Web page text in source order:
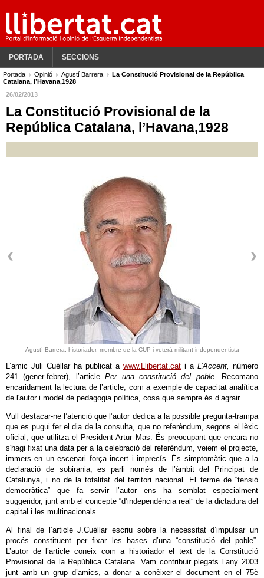
PORTADA SECCIONS
Portada Opinió Agustí Barrera
La Constitució Provisional de la República
Catalana, l’Havana,1928
26/02/2013
La Constitució Provisional de la
República Catalana, l’Havana,1928
Agustí Barrera, historiador, membre de la CUP i veterà militant independentista
L’amic Juli Cuéllar ha publicat a www.Llibertat.cat i a L’Accent, número
241 (gener-febrer), l’articlePer una constitució del poble.
Recomano
encaridament la lectura de l’article, com a exemple de capacitat analítica
de l'autor i model de pedagogia política, cosa que sempre és d’agrair.
Vull destacar-ne l’atenció que l’autor dedica a la possible pregunta-trampa
que es pugui fer el dia de la consulta, que no referèndum, segons el lèxic
oficial, que utilitza el President Artur Mas. És preocupant que encara no
s'hagi fixat una data per a la celebració del referèndum, veiem el projecte,
immers en un escenari força incert i imprecís. És simptomàtic que a la
declaració de sobirania, es parli només de l’àmbit del Principat de
Catalunya, i no de la totalitat del territori nacional. El terme de “tensió
democràtica” que fa servir l’autor ens ha semblat especialment
suggeridor, junt amb el concepte “d’independència real” de la dictadura del
capital i les multinacionals.
Al final de l’article J.Cuéllar escriu sobre la necessitat d’impulsar un
procés constituent per fixar les bases d’una “constitució del poble”.
L’autor de l’article coneix com a historiador el text de la Constitució
Provisional de la República Catalana. Vam contribuir plegats l’any 2003
junt amb un grup d’amics, a donar a conèixer el document en el 75è